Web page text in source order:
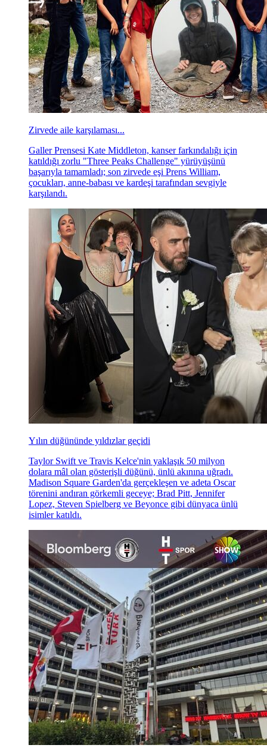
Zirvede aile karşılaması...
Galler Prensesi Kate Middleton, kanser farkındalığı için
katıldığı zorlu "Three Peaks Challenge" yürüyüşünü
başarıyla tamamladı; son zirvede eşi Prens William,
çocukları, anne-babası ve kardeşi tarafından sevgiyle
karşılandı.
Yılın düğününde yıldızlar geçidi
Taylor Swift ve Travis Kelce'nin yaklaşık 50 milyon
dolara mâl olan gösterişli düğünü, ünlü akınına uğradı.
Madison Square Garden'da gerçekleşen ve adeta Oscar
törenini andıran görkemli geceye; Brad Pitt, Jennifer
Lopez, Steven Spielberg ve Beyonce gibi dünyaca ünlü
isimler katıldı.